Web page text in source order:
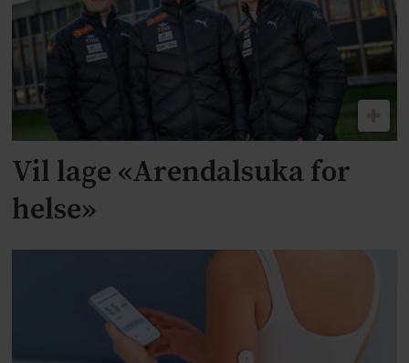
Vil lage «Arendalsuka for
helse»